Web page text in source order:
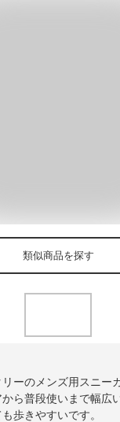
類似商品を探す
ーのメンズ用スニー
ら普段使いまで幅広
歩きやすいです。